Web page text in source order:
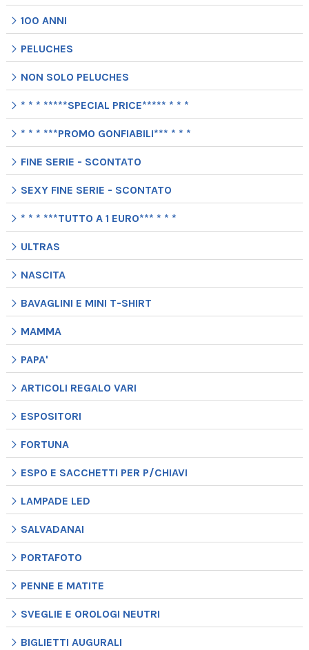
100 ANNI
PELUCHES
NON SOLO PELUCHES
* * * *****SPECIAL PRICE***** * * *
* * * ***PROMO GONFIABILI*** * * *
FINE SERIE - SCONTATO
SEXY FINE SERIE - SCONTATO
* * * ***TUTTO A 1 EURO*** * * *
ULTRAS
NASCITA
BAVAGLINI E MINI T-SHIRT
MAMMA
PAPA'
ARTICOLI REGALO VARI
ESPOSITORI
FORTUNA
ESPO E SACCHETTI PER P/CHIAVI
LAMPADE LED
SALVADANAI
PORTAFOTO
PENNE E MATITE
SVEGLIE E OROLOGI NEUTRI
BIGLIETTI AUGURALI